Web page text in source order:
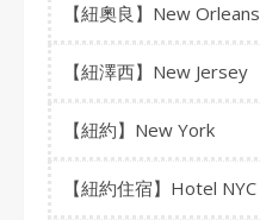
【紐奧良】New Orleans
【紐澤西】New Jersey
【紐約】New York
【紐約住宿】Hotel NYC